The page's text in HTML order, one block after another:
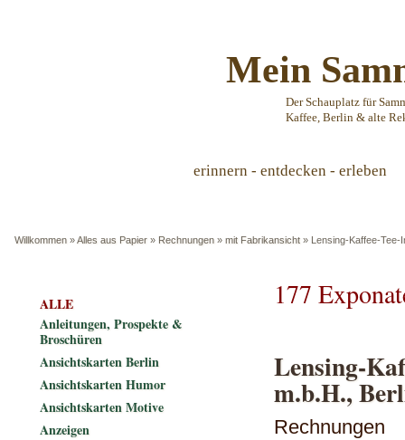
Mein
Der Schauplatz für
Kaffee, Berlin & alte
erinnern - entdecken - erleben
Willkommen »Alles aus Papier » Rechnungen » mit Fabrikansicht » Lensing-Kaffee-Tee-
177
Lensing-
m.b.H.,
Rechnungen
ALLE
Anleitungen, Prospekte &
Broschüren
Ansichtskarten Berlin
Ansichtskarten Humor
Ansichtskarten Motive
Anzeigen